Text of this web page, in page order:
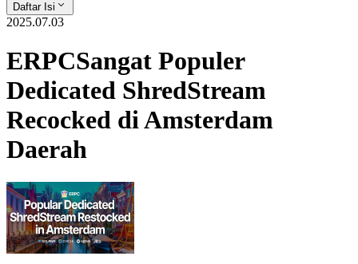
Daftar Isi
2025.07.03
ERPCSangat Populer
Dedicated ShredStream
Recocked di Amsterdam
Daerah